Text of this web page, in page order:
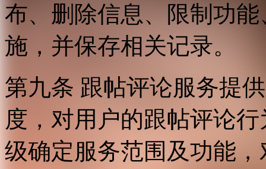
布、删除信息、限制功
施，并保存相关记录。
第九条 跟帖评论服务提
度，对用户的跟帖评论
级确定服务范围及功能